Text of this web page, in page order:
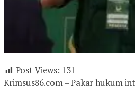
Post Views: 131
Krimsus86.com – Pakar hukum